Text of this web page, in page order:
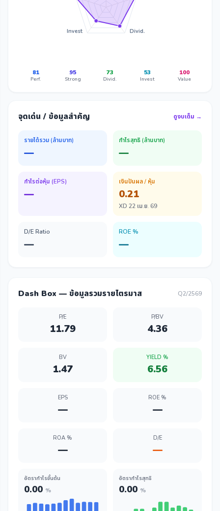
Divid.
Invest
81
Perf.
95
Strong
73
Divid.
53
Invest
100
Value
จุดเด่น / ข้อมูลสำคัญ ดูงบเต็ม →
รายได้รวม (ล้านบาท)
—
กำไรสุทธิ (ล้านบาท)
—
กำไรต่อหุ้น (EPS)
—
เงินปันผล / หุ้น
0.21
XD 22 เม.ย. 69
D/E Ratio
—
ROE %
—
Dash Box — ข้อมูลรวมรายไตรมาส Q2/2569
P/E
11.79
P/BV
4.36
BV
1.47
YIELD %
6.56
EPS
—
ROE %
—
ROA %
—
D/E
—
อัตรากำไรขั้นต้น
0.00 %
อัตรากำไรสุทธิ
0.00 %